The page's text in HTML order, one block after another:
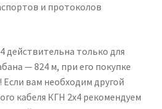
и протоколов
действительна только для
— 824 м, при его покупке
вам необходим другой
кабеля КГН 2х4 рекомендуем